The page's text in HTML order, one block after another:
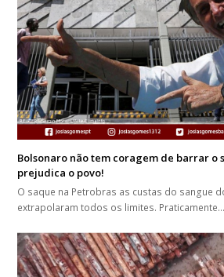
Bolsonaro não tem coragem de barrar o
prejudica o povo!
O saque na Petrobras as custas do sangue
extrapolaram todos os limites. Praticamente…